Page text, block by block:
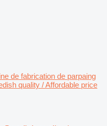
de fabrication de parpaing
quality / Affordable price